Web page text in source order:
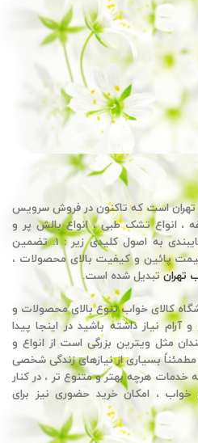
تهران است که تاکنون در فروش سرویس
انواع تشک طبی ، انواع بالش پر و
بالش الیاف و انواع حوله ، با پایبندی به اصول کلیدی زیر : 1. تضمین
کالا 2. مشتری مداری 3. قیمت پائین و کیفیت بالای محصولات ،
تهرانتبدیل شده است.
کالای خواب تنوع بالای محصولات و
نیاز داشته باشید در اینجا پیدا
مثل ویترین بزرگی است از انواع و
مطمئناً بسیاری از نیازهای زندگی شخصی
هرچه بهتر و متنوع تر ، در کنار
خواب ، امکان خرید حضوری نیز برای